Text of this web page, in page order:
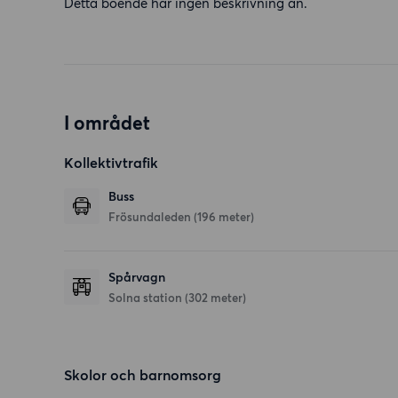
I området
Kollektivtrafik
Buss
Frösundaleden (196 meter)
Spårvagn
Solna station (302 meter)
Skolor och barnomsorg